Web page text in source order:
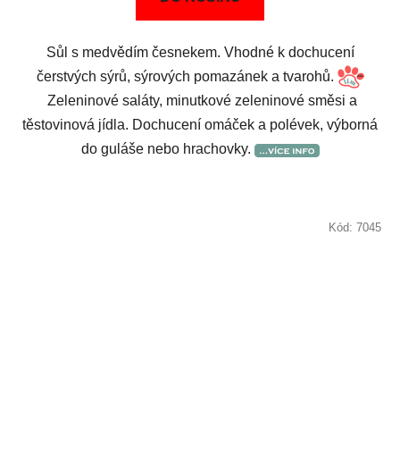
Sůl s medvědím česnekem. Vhodné k dochucení
čerstvých sýrů, sýrových pomazánek a tvarohů.
Zeleninové saláty, minutkové zeleninové směsi a
těstovinová jídla. Dochucení omáček a polévek, výborná
do guláše nebo hrachovky.
Kód: 7045